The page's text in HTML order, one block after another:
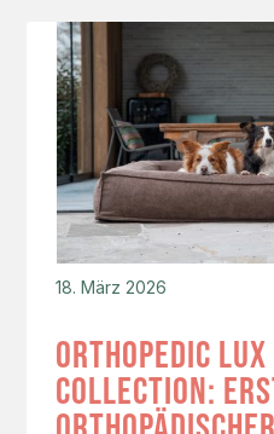
18. März 2026
orthopedic lux
collection: